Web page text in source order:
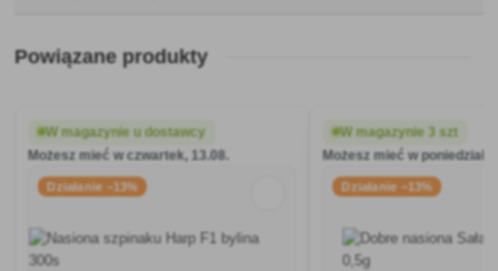
Powiązane produkty
W magazynie u dostawcy
Możesz mieć w czwartek, 13.08.
Działanie −13%
W magazynie 3 szt
Możesz mieć w
Działanie −13%